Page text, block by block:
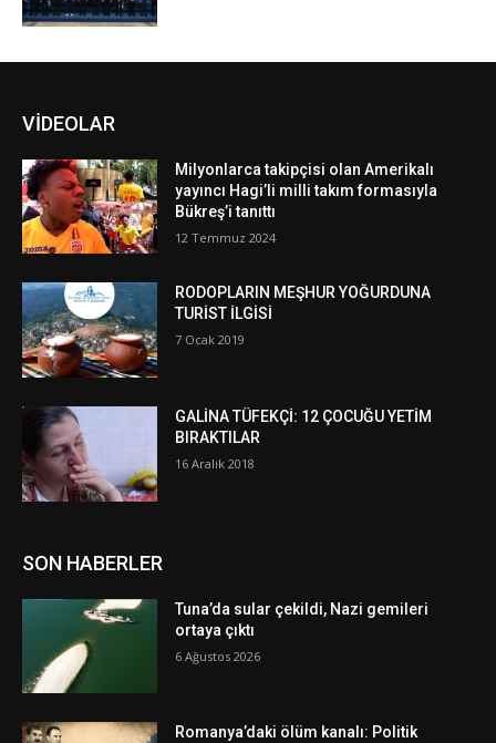
VİDEOLAR
Milyonlarca takipçisi olan Amerikalı
yayıncı Hagi’li milli takım formasıyla
Bükreş’i tanıttı
12 Temmuz 2024
RODOPLARIN MEŞHUR YOĞURDUNA
TURİST İLGİSİ
7 Ocak 2019
GALİNA TÜFEKÇİ: 12 ÇOCUĞU YETİM
BIRAKTILAR
16 Aralık 2018
SON HABERLER
Tuna’da sular çekildi, Nazi gemileri
ortaya çıktı
6 Ağustos 2026
Romanya’daki ölüm kanalı: Politik